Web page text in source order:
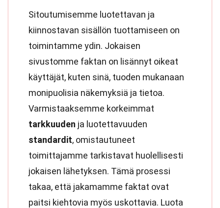
Sitoutumisemme luotettavan ja
kiinnostavan sisällön tuottamiseen on
toimintamme ydin. Jokaisen
sivustomme faktan on lisännyt oikeat
käyttäjät, kuten sinä, tuoden mukanaan
monipuolisia näkemyksiä ja tietoa.
Varmistaaksemme korkeimmat
tarkkuuden ja luotettavuuden
standardit, omistautuneet
toimittajamme tarkistavat huolellisesti
jokaisen lähetyksen. Tämä prosessi
takaa, että jakamamme faktat ovat
paitsi kiehtovia myös uskottavia. Luota